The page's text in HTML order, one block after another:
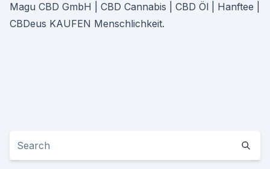
Magu CBD GmbH | CBD Cannabis | CBD Öl | Hanftee |
CBDeus KAUFEN Menschlichkeit.